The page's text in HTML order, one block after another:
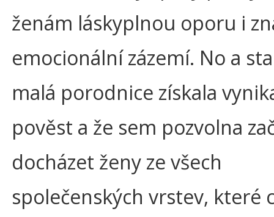
ženám láskyplnou oporu i
emocionální zázemí. No a
malá porodnice získala
pověst a že sem pozvolna
docházet ženy ze všech
společenských vrstev, které